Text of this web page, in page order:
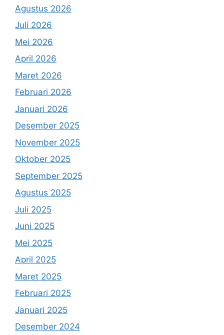
Agustus 2026
Juli 2026
Mei 2026
April 2026
Maret 2026
Februari 2026
Januari 2026
Desember 2025
November 2025
Oktober 2025
September 2025
Agustus 2025
Juli 2025
Juni 2025
Mei 2025
April 2025
Maret 2025
Februari 2025
Januari 2025
Desember 2024